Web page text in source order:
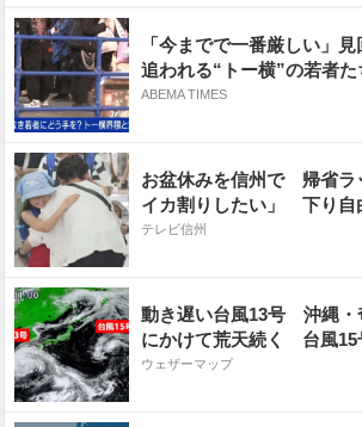
「今までで一番厳しい」
追われる“トー横”の若者
「世間の普通より歌舞伎町
ABEMA TIMES
お盆休みを信州で 帰省
イカ割りしたい」 下り自
パーセントとなった新幹
テレビ信州
動き遅い台風13号 沖縄・
にかけて荒天続く 台風15
近・上陸のおそれ
ウェザーマップ